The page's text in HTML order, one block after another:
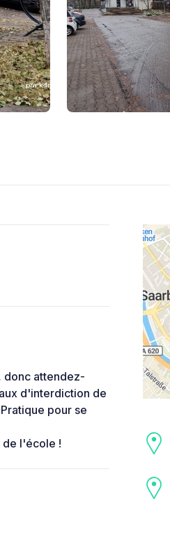
donc attendez-
d'interdiction de
pour se
de l'école !